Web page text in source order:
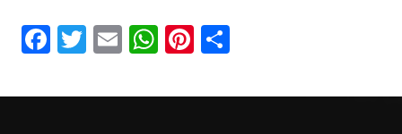
Facebook
Twitter
EmailWhatsApp
Pinterest